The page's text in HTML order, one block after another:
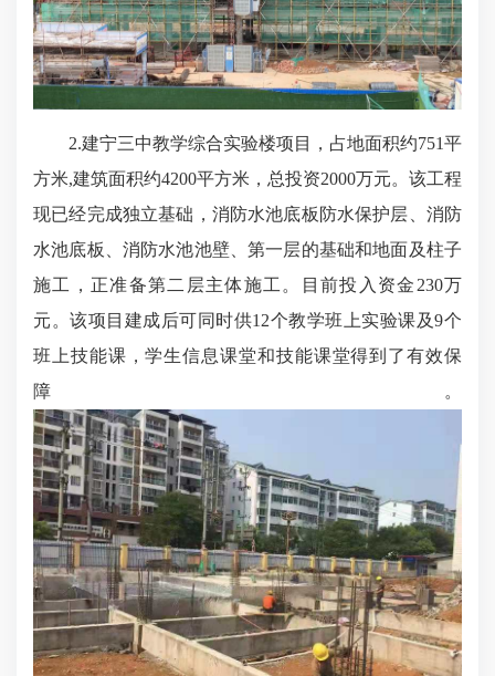
2.建宁三中教学综合实验楼项目，占地面积约751平
方米,建筑面积约4200平方米，总投资2000万元。该工程
现已经完成独立基础，消防水池底板防水保护层、消防
水池底板、消防水池池壁、第一层的基础和地面及柱子
施工，正准备第二层主体施工。目前投入资金230万
元。该项目建成后可同时供12个教学班上实验课及9个
班上技能课，学生信息课堂和技能课堂得到了有效保
障。